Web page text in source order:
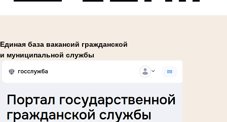
Единая база вакансий гражданской
и муниципальной службы